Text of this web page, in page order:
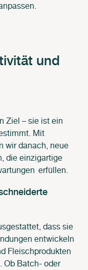
und
Ziel – sie ist ein
Mit
wir danach, neue
die einzigartige
erfüllen.
dass sie
entwickeln
Fleischprodukten
Ob Batch- oder